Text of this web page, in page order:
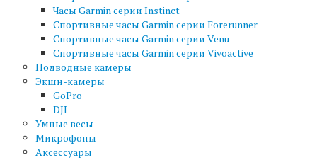
Часы Garmin серии Instinct
Спортивные часы Garmin серии Forerunner
Спортивные часы Garmin серии Venu
Спортивные часы Garmin серии Vivoactive
Подводные камеры
Экшн-камеры
GoPro
DJI
Умные весы
Микрофоны
Аксессуары